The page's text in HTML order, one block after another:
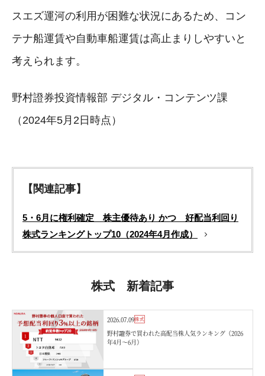
スエズ運河の利用が困難な状況にあるため、コン
テナ船運賃や自動車船運賃は高止まりしやすいと
考えられます。
野村證券投資情報部 デジタル・コンテンツ課
（2024年5月2日時点）
【関連記事】
5・6月に権利確定 株主優待あり かつ 好配当利回り
株式ランキングトップ10（2024年4月作成）
株式 新着記事
2026.07.09株式
野村證券で買われた高配当株人気ランキング（2026
年4月〜6月）